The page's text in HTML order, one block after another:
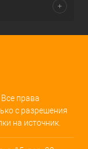
права
с разрешения
на источник.